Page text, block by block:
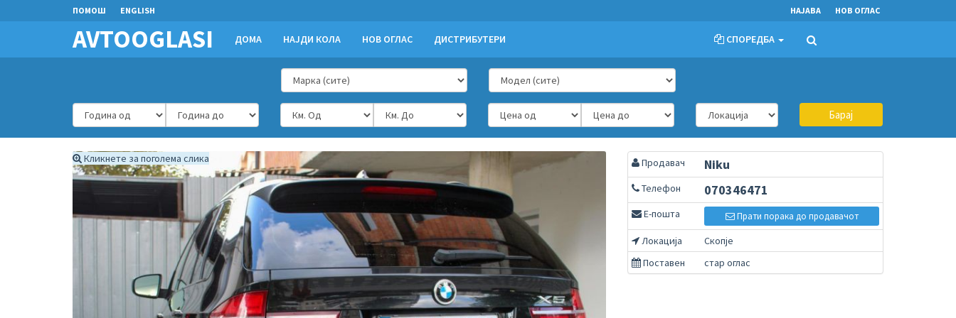
ПОМОШ ENGLISH НАЈАВА НОВ ОГЛАС
AVTOOGLASI ДОМА НАЈДИ КОЛА НОВ ОГЛАС ДИСТРИБУТЕРИ СПОРЕДБА
Барај
Кликнете за поголема слика Продавач Niku
Телефон 070346471
Е-пошта Прати порака до продавачот
Локација
Скопје
Поставен
стар оглас